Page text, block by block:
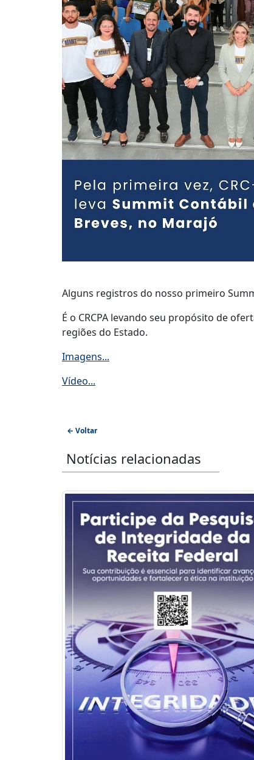
Alguns registros do nosso primeiro
É o CRCPA levando seu propósito de
regiões do Estado.
Imagens...
Vídeo...
← Voltar
Notícias relacionadas